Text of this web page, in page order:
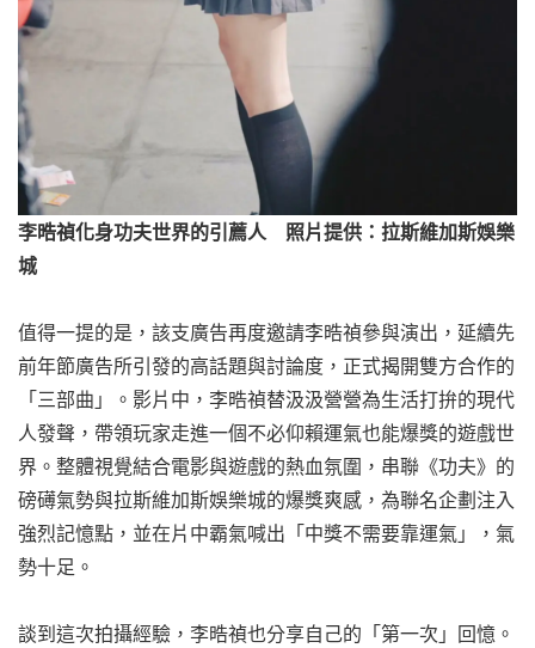
李晧禎化身功夫世界的引薦人 照片提供：拉斯維加斯娛樂
城
值得一提的是，該支廣告再度邀請李晧禎參與演出，延續先
前年節廣告所引發的高話題與討論度，正式揭開雙方合作的
「三部曲」。影片中，李晧禎替汲汲營營為生活打拚的現代
人發聲，帶領玩家走進一個不必仰賴運氣也能爆獎的遊戲世
界。整體視覺結合電影與遊戲的熱血氛圍，串聯《功夫》的
磅礡氣勢與拉斯維加斯娛樂城的爆獎爽感，為聯名企劃注入
強烈記憶點，並在片中霸氣喊出「中獎不需要靠運氣」，氣
勢十足。
談到這次拍攝經驗，李晧禎也分享自己的「第一次」回憶。